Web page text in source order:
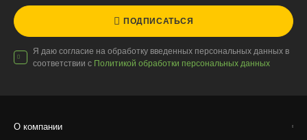
ПОДПИСАТЬСЯ
Я даю согласие на обработку введенных персональных данных в
соответствии с Политикой обработки персональных данных
О компании